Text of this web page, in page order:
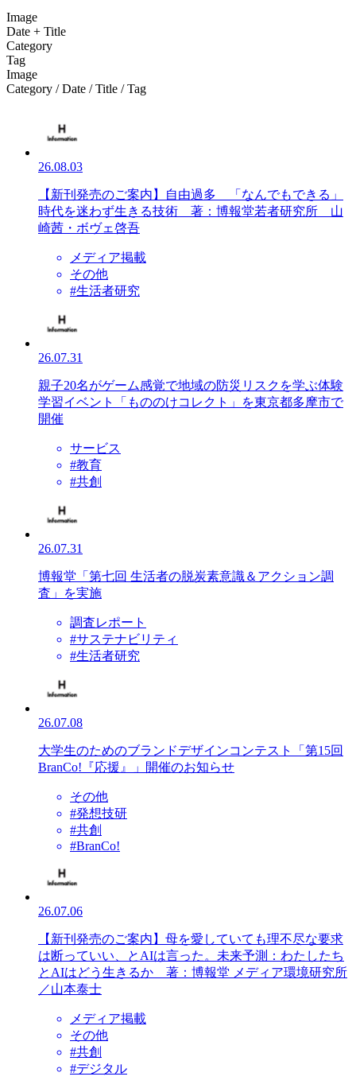
Image
Date + Title
Category
Tag
Image
Category / Date / Title / Tag
26.08.03
【新刊発売のご案内】自由過多 「なんでもできる」
時代を迷わず生きる技術 著：博報堂若者研究所 山
崎茜・ボヴェ啓吾
メディア掲載
その他
#生活者研究
26.07.31
親子20名がゲーム感覚で地域の防災リスクを学ぶ体験
学習イベント「もののけコレクト」を東京都多摩市で
開催
サービス
#教育
#共創
26.07.31
博報堂「第七回 生活者の脱炭素意識＆アクション調
査」を実施
調査レポート
#サステナビリティ
#生活者研究
26.07.08
大学生のためのブランドデザインコンテスト「第15回
BranCo!『応援』」開催のお知らせ
その他
#発想技研
#共創
#BranCo!
26.07.06
【新刊発売のご案内】母を愛していても理不尽な要求
は断っていい、とAIは言った。未来予測：わたしたち
とAIはどう生きるか 著：博報堂 メディア環境研究所
／山本泰士
メディア掲載
その他
#共創
#デジタル